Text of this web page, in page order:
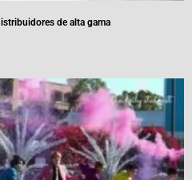
de alta gama